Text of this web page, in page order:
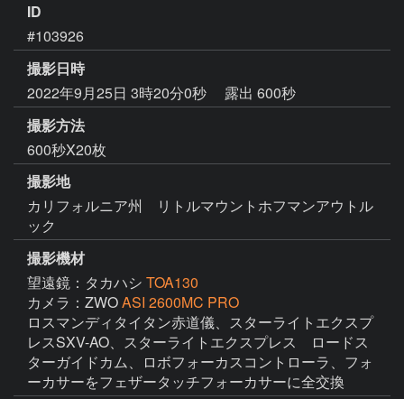
ID
#103926
撮影日時
2022年9月25日 3時20分0秒
露出 600秒
撮影方法
600秒X20枚
撮影地
カリフォルニア州 リトルマウントホフマンアウトル
ック
撮影機材
望遠鏡：タカハシ TOA130
カメラ：ZWOASI 2600MC PRO
ロスマンディタイタン赤道儀、スターライトエクスプ
レスSXV-AO、スターライトエクスプレス　ロードス
ターガイドカム、ロボフォーカスコントローラ、フォ
ーカサーをフェザータッチフォーカサーに全交換